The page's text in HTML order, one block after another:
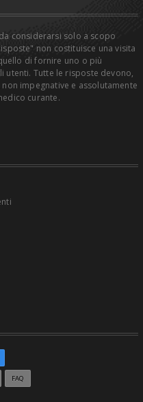
considerarsi solo a scopo
non costituisce una visita
di fornire uno o più
utenti. Tutte le risposte devono,
impegnative e assolutamente
curante.
FAQ